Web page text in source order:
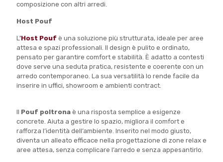
composizione con altri arredi.
Host Pouf
L’Host Pouf è una soluzione più strutturata, ideale per aree
attesa e spazi professionali. Il design è pulito e ordinato,
pensato per garantire comfort e stabilità. È adatto a contesti
dove serve una seduta pratica, resistente e coerente con un
arredo contemporaneo. La sua versatilità lo rende facile da
inserire in uffici, showroom e ambienti contract.
Il Pouf poltrona è una risposta semplice a esigenze
concrete. Aiuta a gestire lo spazio, migliora il comfort e
rafforza l’identità dell’ambiente. Inserito nel modo giusto,
diventa un alleato efficace nella progettazione di zone relax e
aree attesa, senza complicare l’arredo e senza appesantirlo.